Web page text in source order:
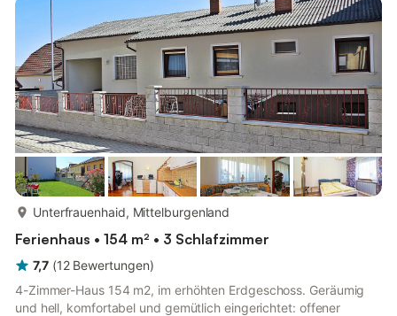
Unterfrauenhaid, Mittelburgenland
Ferienhaus • 154 m² • 3 Schlafzimmer
7,7 (12 Bewertungen)
4-Zimmer-Haus 154 m2, im erhöhten Erdgeschoss. Geräumig
und hell, komfortabel und gemütlich eingerichtet: offener